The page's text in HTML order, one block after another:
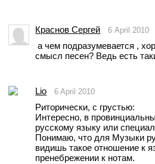
Краснов Сергей 6 April 2010
а чем подразумевается , хороший материал ,аранжировка или
смысл песен? Ведь есть
Lio 6 April 2010
Риторически, с грустью:
Интересно, в
русскому языку или
Понимаю, что для Музыки
видишь такое отношение к
пренебрежении к нотам.